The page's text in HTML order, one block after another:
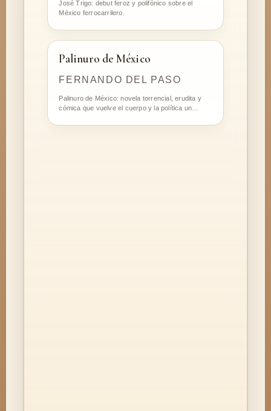
José Trigo: debut feroz y polifónico sobre el
México ferrocarrilero.
Palinuro de México
FERNANDO DEL PASO
Palinuro de México: novela torrencial, erudita y
cómica que vuelve el cuerpo y la política un…